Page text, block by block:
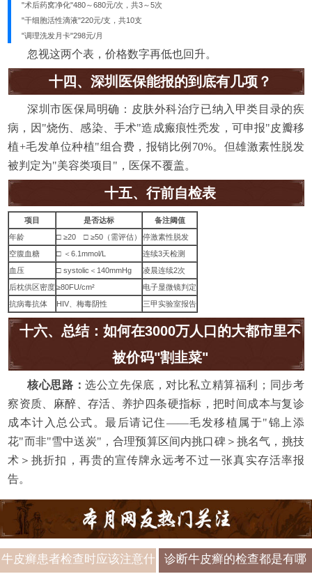
"术后药窝净化"480～680元/次，共3～5次
"干细胞活性滴液"220元/支，共10支
"调理洗发月卡"298元/月
忽视这两个表，价格数字再低也回升。
十四、深圳医保能报的到底有几项？
深圳市医保局明确：皮肤外科治疗已纳入甲类目录的疾
病，因"烧伤、感染、手术"造成瘢痕性秃发，可申报"皮瓣移
植+毛发单位种植"组合费，报销比例70%。但雄激素性脱发
被判定为"美容类项目"，医保不覆盖。
十五、行前自检表
项目 是否达标
备注阈值
年龄
□ ≥20 □ ≥50（需评估）
停激素性脱发
空腹血糖
□ ＜6.1mmol/L
连续3天检测
血压
□ systolic＜140mmHg
凌晨连续2次
后枕供区密度≥80FU/cm²
电子显微镜判定
抗病毒抗体
HIV、梅毒阴性 三甲实验室报告
十六、总结：如何在3000万人口的大都市里不
被价码"割韭菜"
核心思路：选公立先保底，对比私立精算福利；同步考
察资质、麻醉、存活、养护四条硬指标，把时间成本与复诊
成本计入总公式。最后请记住——毛发移植属于"锦上添
花"而非"雪中送炭"，合理预算区间内挑口碑＞挑名气，挑技
术＞挑折扣，再贵的宣传牌永远考不过一张真实存活率报
告。
牛皮癣患者检查时应该注意什
诊断牛皮癣的检查都是有哪